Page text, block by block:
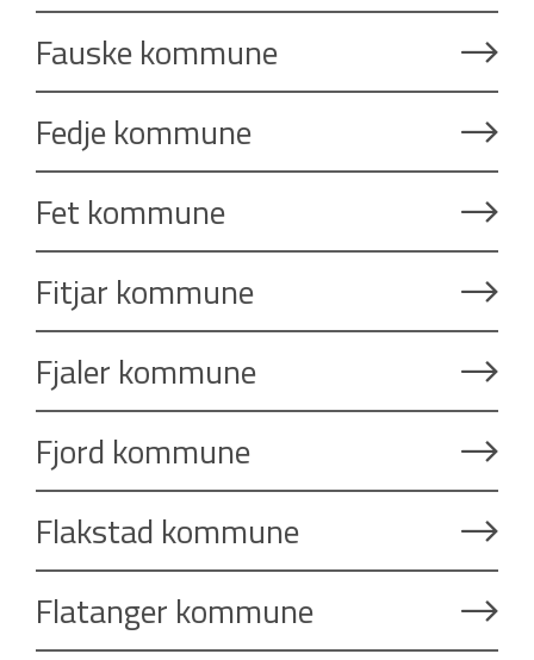
Fauske kommune
Fedje kommune
Fet kommune
Fitjar kommune
Fjaler kommune
Fjord kommune
Flakstad kommune
Flatanger kommune